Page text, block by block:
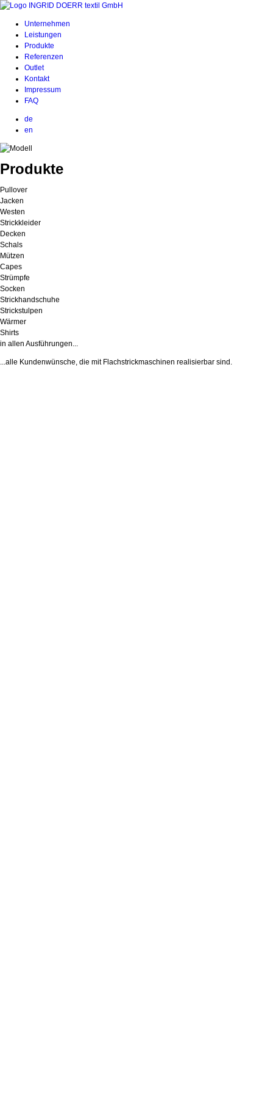
Unternehmen
Leistungen
Produkte
Referenzen
Outlet
Kontakt
Impressum
FAQ
de
en
Produkte
Pullover
Jacken
Westen
Strickkleider
Decken
Schals
Mützen
Capes
Strümpfe
Socken
Strickhandschuhe
Strickstulpen
Wärmer
Shirts
in allen Ausführungen...
...alle Kundenwünsche, die mit Flachstrickmaschinen realisierbar sind.